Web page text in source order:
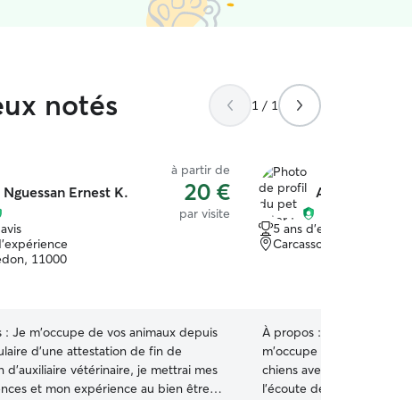
notés 1 / 1
Nguessan Ernest K.
à partir de
20 €
par visite
11000
: Je m'occupe de vos animaux depuis
d'une attestation de fin de
d'auxiliaire vétérinaire, je mettrai mes
et mon expérience au bien être
Anthony S.
5 ans d'expérience
Carcassonne, 11000
À propos :
m'occupe principalement
chiens avec soin et
l'écoute de leurs besoins,